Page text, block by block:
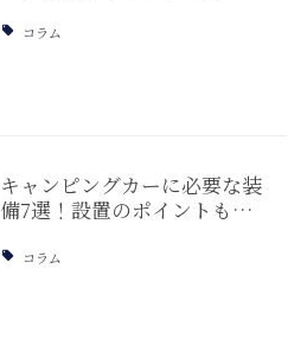
コラム
キャンピングカーに必要な装
備7選！設置のポイントも…
コラム